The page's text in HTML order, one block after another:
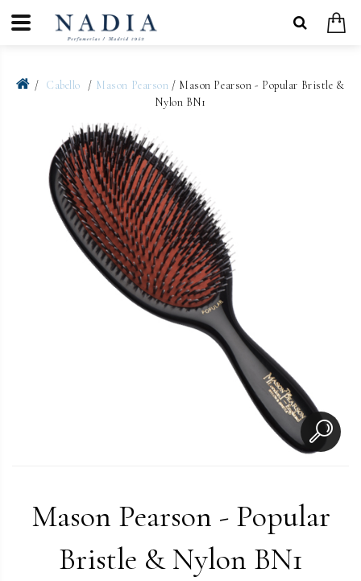
Cabello Mason Pearson / Mason Pearson - Popular Bristle &
Nylon BN1
Mason Pearson - Popular
Bristle & Nylon BN1